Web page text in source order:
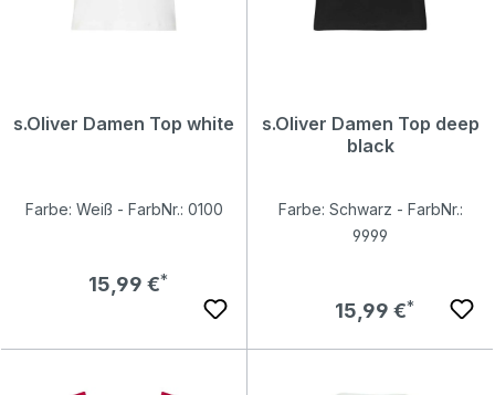
s.Oliver Damen Top white
Farbe: Weiß - FarbNr.: 0100
Regulärer Preis:
15,99 €
s.Oliver Damen Top deep
black
Farbe: Schwarz - FarbNr.:
9999
Regulärer Preis:
15,99 €